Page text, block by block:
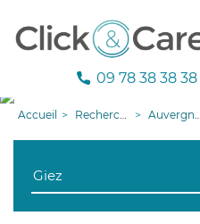
09 78 38 38 38
Accueil Recherche aide à domicile Auvergne-Rhône-Alpes